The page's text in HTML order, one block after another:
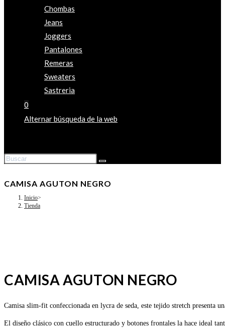
Chombas
Jeans
Joggers
Pantalones
Remeras
Sweaters
Sastreria
0
Alternar búsqueda de la web
CAMISA AGUTON NEGRO
Inicio>
Tienda
CAMISA AGUTON NEGRO
Camisa slim-fit confeccionada en lycra de seda, este tejido stretch presenta
El diseño clásico con cuello estructurado y botones frontales la hace ideal